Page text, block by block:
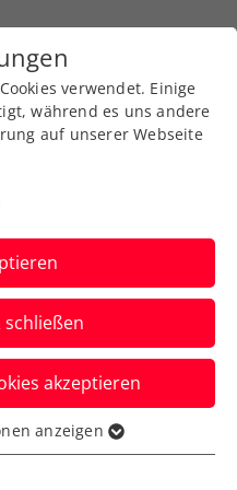
Austria
nimmt
raus
steht beim
als erster
Filip Misolic
folgen.
Redaktion, 04.05.2022
verwendet. Einige
während es uns andere
auf unserer Webseite
akzeptieren
grundlegende
anzeigen